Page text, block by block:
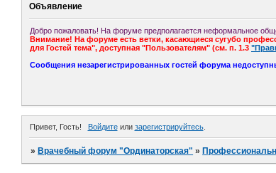
Объявление
Добро пожаловать! На форуме предполагается неформальное
Внимание! На форуме есть ветки, касающиеся сугубо
для Гостей тема", доступная "Пользователям" (см. п. 1.3
Сообщения незарегистрированных гостей форума
Привет, Гость! Войдитеили зарегистрируйтесь.
» Врачебный форум "Ординаторская" »